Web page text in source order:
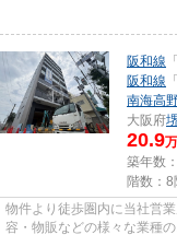
阪和線 「
阪和線 「
南海高
大阪府
20.9
築年数
階数：8
物件より徒歩圏内に当社営
容・物販などの様々な業種